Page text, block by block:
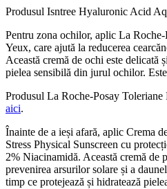
Produsul Isntree Hyaluronic Acid
Pentru zona ochilor, aplic La
Yeux, care ajută la reducerea
Această cremă de ochi este delicată
pielea sensibilă din jurul ochilor.
Produsul La Roche-Posay Toleriane
aici.
Înainte de a ieși afară, aplic Crema
Stress Physical Sunscreen cu
2% Niacinamidă. Această cremă de
prevenirea arsurilor solare și a
timp ce protejează și hidratează